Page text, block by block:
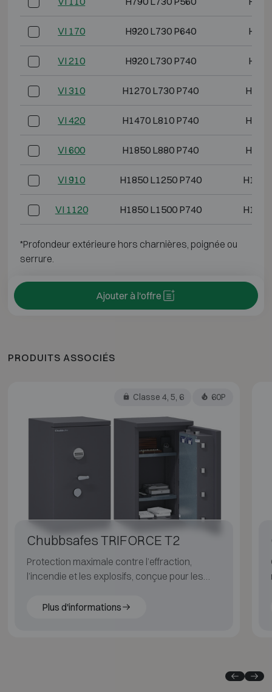
VI 170 H920 L730 P640
VI 210 H920 L730 P740
VI 310 H1270 L730 P740
VI 420 H1470 L810 P740
VI 600 H1850 L880 P740
VI 910 H1850 L1250 P740
VI 1120 H1850 L1500 P740
*Profondeur extérieure hors charnières, poignée ou
serrure.
Ajouter à l'offre
PRODUITS ASSOCIÉS
Classe 4, 5, 6 60P
Chubbsafes TRIFORCE T2
Protection maximale contre l’effraction,
l’incendie et les explosifs, conçue pour les
Plus d'informations